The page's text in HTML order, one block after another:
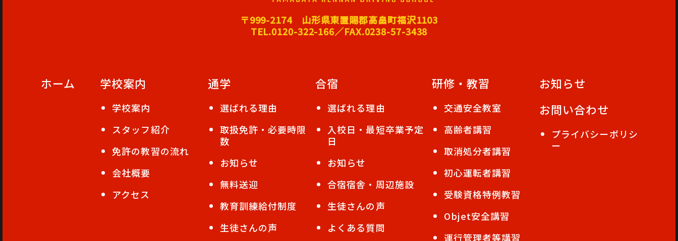
〒999-2174 山形県東置賜郡高畠町福沢1103
TEL.0120-322-166／FAX.0238-57-3438
ホーム 学校案内
学校案内
スタッフ紹介
免許の教習の流れ
会社概要
アクセス
通学
選ばれる理由
取扱免許・必要時限
数
お知らせ
無料送迎
教育訓練給付制度
生徒さんの声
合宿
選ばれる理由
入校日・最短卒業予定
日
お知らせ
合宿宿舎・周辺施設
生徒さんの声
よくある質問
研修・教習
交通安全教室
高齢者講習
取消処分者講習
初心運転者講習
受験資格特例教習
Objet安全講習
運行管理者等講習
お知らせ
お問い合わせ
プライバシーポリシ
ー